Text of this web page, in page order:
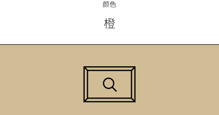
颜色
橙